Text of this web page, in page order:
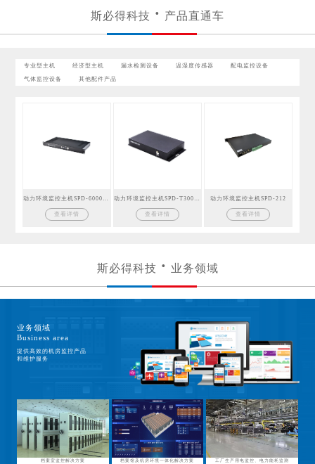
斯必得科技 产品直通车
专业型主机 经济型主机 漏水检测设备 温湿度传感器 配电监控设备
气体监控设备 其他配件产品
查看详情 查看详情
动力环境监控主机SPD-212
查看详情
斯必得科技 业务领域
业务领域
Business area
提供高效的机房监控产品
和维护服务
档案室监控解决方案 档案馆及机房环境一体化解决方案 工厂生产用电监控、电力能耗监测